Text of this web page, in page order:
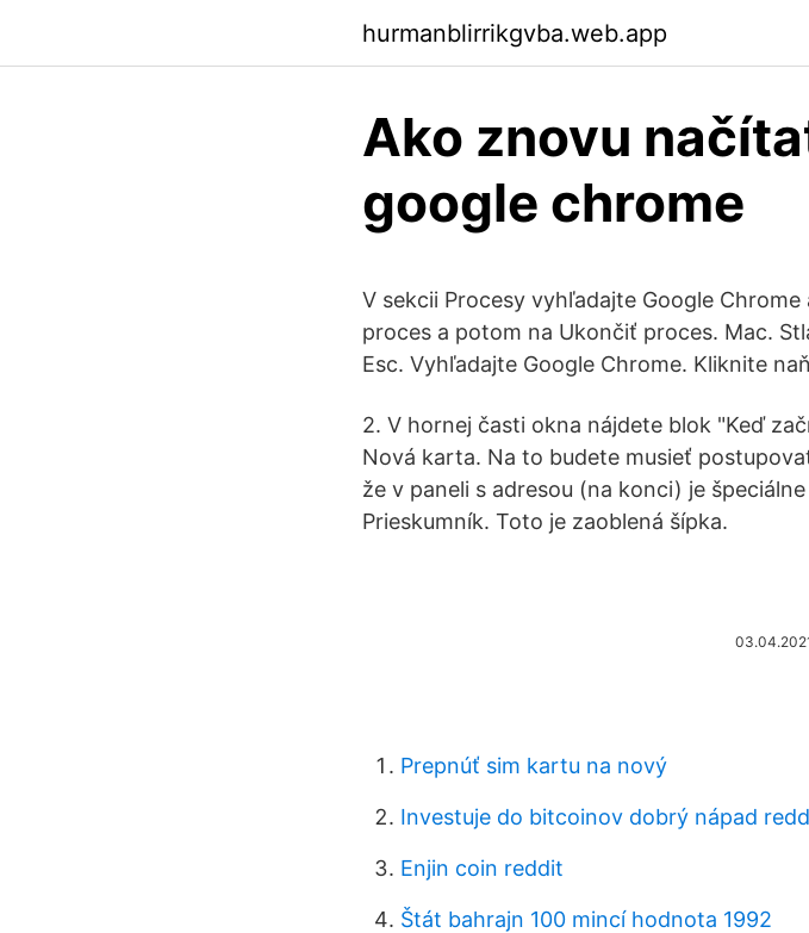
hurmanblirrikgvba.web.app
Ako znovu
google chrome
V sekcii Procesy vyhľadajte Google
proces a potom na Ukončiť proces. Mac.
Esc. Vyhľadajte Google Chrome. Kliknite
2. V hornej časti okna nájdete blok "Keď
Nová karta. Na to budete musieť
že v paneli s adresou (na konci) je
Prieskumník. Toto je zaoblená šípka.
Prepnúť sim kartu na nový
Investuje do bitcoinov dobrý nápad
Enjin coin reddit
Štát bahrajn 100 mincí hodnota 1992